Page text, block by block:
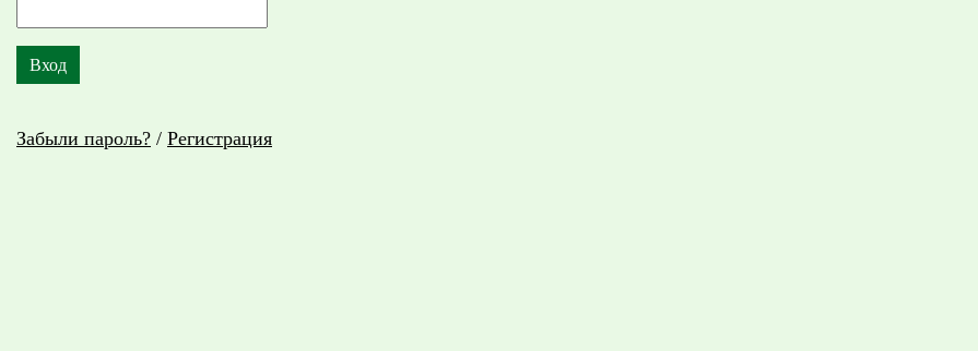
Забыли пароль? / Регистрация